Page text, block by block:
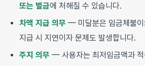
또는 벌금에 처해질 수 있습니다.
차액 지급 의무 — 미달분은 임금체불이
지급 시 지연이자 문제도 발생합니다.
주지 의무 — 사용자는 최저임금액과